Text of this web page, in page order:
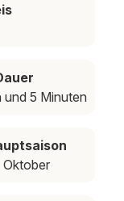
und 5 Minuten
Oktober